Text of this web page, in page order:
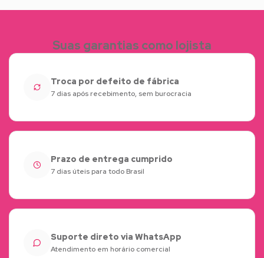
Suas garantias como lojista
Troca por defeito de fábrica
7 dias após recebimento, sem burocracia
Prazo de entrega cumprido
7 dias úteis para todo Brasil
Suporte direto via WhatsApp
Atendimento em horário comercial